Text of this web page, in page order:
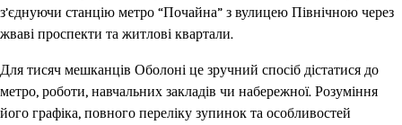
з’єднуючи станцію метро “Почайна” з вулицею Північною через
жваві проспекти та житлові квартали.
Для тисяч мешканців Оболоні це зручний спосіб дістатися до
метро, роботи, навчальних закладів чи набережної. Розуміння
його графіка, повного переліку зупинок та особливостей